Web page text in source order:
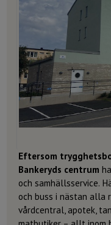
Eftersom
Bankeryds centrum
och samhällsservice.
och buss i nästan alla
vårdcentral, apotek,